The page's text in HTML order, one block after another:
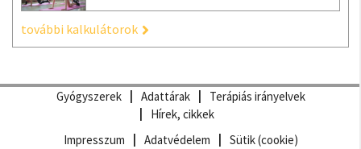
további kalkulátorok
Gyógyszerek Adattárak
Terápiás irányelvek
Hírek, cikkek
Impresszum
Adatvédelem
Sütik (cookie)